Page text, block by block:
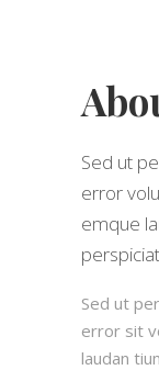
Sed ut
error
emque
Sed ut
error sit
laudan